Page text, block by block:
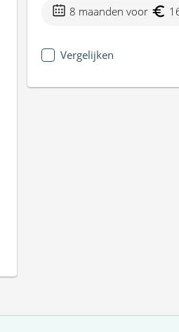
8 maanden voor
Vergelijken